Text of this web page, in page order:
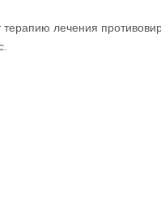
терапию лечения